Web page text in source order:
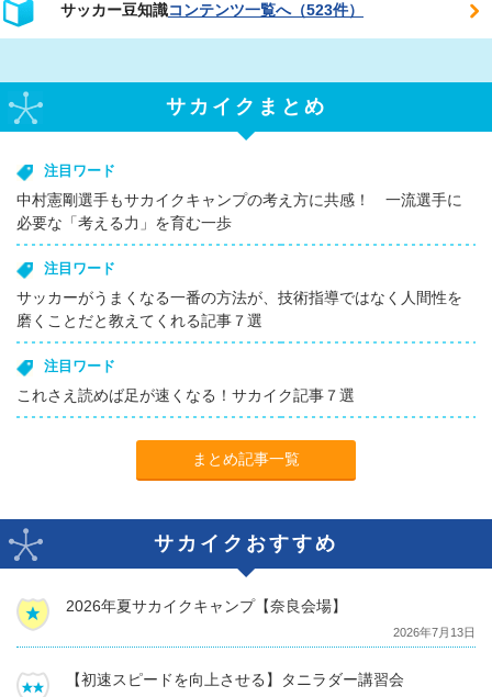
サッカー豆知識コンテンツ一覧へ（523件）
サカイクまとめ
注目ワード
中村憲剛選手もサカイクキャンプの考え方に共感！ 一流選手に
必要な「考える力」を育む一歩
注目ワード
サッカーがうまくなる一番の方法が、技術指導ではなく人間性を
磨くことだと教えてくれる記事７選
注目ワード
これさえ読めば足が速くなる！サカイク記事７選
まとめ記事一覧
サカイクおすすめ
2026年夏サカイクキャンプ【奈良会場】
2026年7月13日
【初速スピードを向上させる】タニラダー講習会